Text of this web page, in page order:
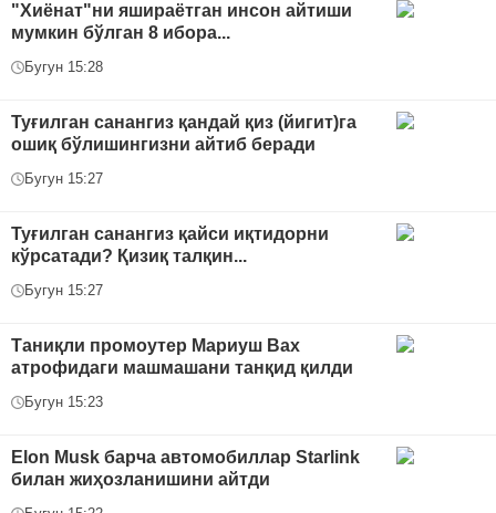
"Хиёнат"ни яшираётган инсон айтиши
мумкин бўлган 8 ибора...
Бугун 15:28
Туғилган санангиз қандай қиз (йигит)га
ошиқ бўлишингизни айтиб беради
Бугун 15:27
Туғилган санангиз қайси иқтидорни
кўрсатади? Қизиқ талқин...
Бугун 15:27
Таниқли промоутер Мариуш Вах
атрофидаги машмашани танқид қилди
Бугун 15:23
Elon Musk барча автомобиллар Starlink
билан жиҳозланишини айтди